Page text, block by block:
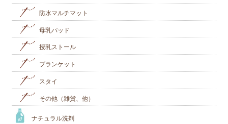
防水マルチマット
母乳パッド
授乳ストール
ブランケット
スタイ
その他（雑貨、他）
ナチュラル洗剤